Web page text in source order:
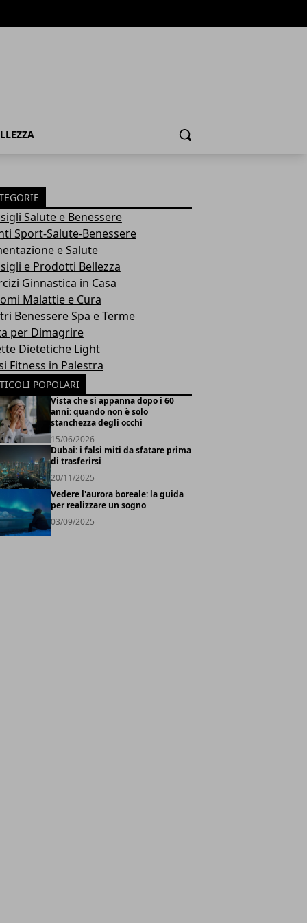
Cerca
Salute e Benessere
Sport-Salute-Benessere
e Salute
e Prodotti Bellezza
Ginnastica in Casa
Malattie e Cura
Benessere Spa e Terme
per Dimagrire
Dietetiche Light
Fitness in Palestra
POPOLARI
Vista che si appanna dopo i 60
anni: quando non è solo
stanchezza degli occhi
15/06/2026
Dubai: i falsi miti da sfatare prima
di trasferirsi
20/11/2025
Vedere l'aurora boreale: la guida
per realizzare un sogno
03/09/2025